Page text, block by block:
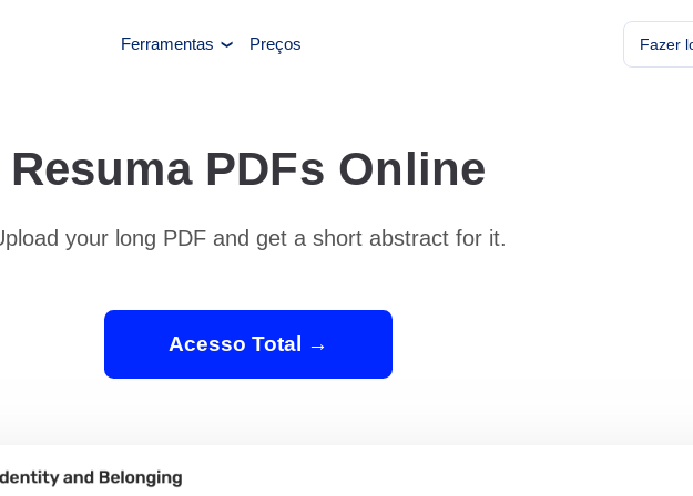
Ferramentas Preços Fazer
Resuma PDFs Online
your long PDF and get a short abstract for it.
Acesso Total →